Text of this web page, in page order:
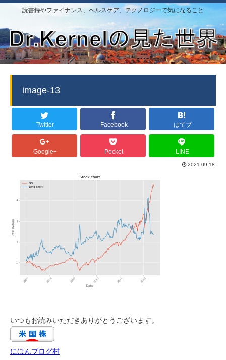
読書録やファイナンス、ヘルスケア、テクノロジーで気になること
image-13
Twitter Facebook はてブ
Google+ Pocket LINE
2021.09.18
いつもお読みいただきありがとうございます。
にほんブログ村